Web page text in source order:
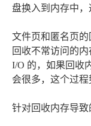
盘换入到内存中，
文件页和匿名页
回收不常访问的
I/O 的，如果回收
会很多，这个过程
针对回收内存导致